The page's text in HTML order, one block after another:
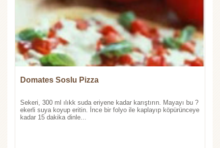
Domates Soslu Pizza
Sekeri, 300 ml ılıkk suda eriyene kadar karıştırın. Mayayı bu ?
ekerli suya koyup eritin. İnce bir folyo ile kaplayıp köpürünceye
kadar 15 dakika dinle...